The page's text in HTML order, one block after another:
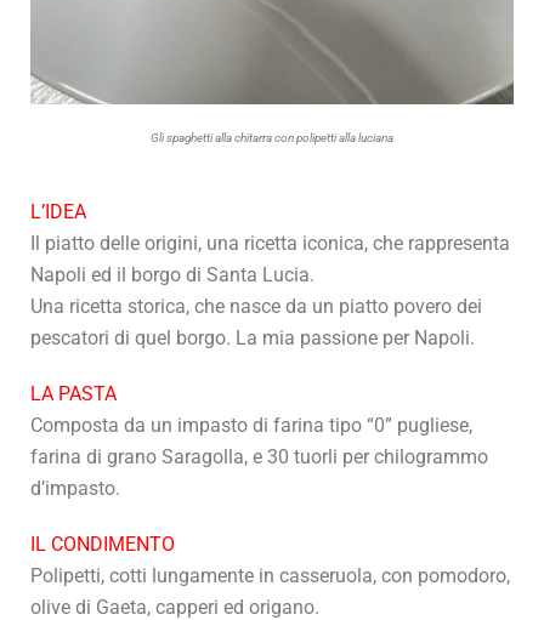
Gli spaghetti alla chitarra con polipetti alla luciana
L’IDEA
Il piatto delle origini, una ricetta iconica, che rappresenta
Napoli ed il borgo di Santa Lucia.
Una ricetta storica, che nasce da un piatto povero dei
pescatori di quel borgo. La mia passione per Napoli.
LA PASTA
Composta da un impasto di farina tipo “0” pugliese,
farina di grano Saragolla, e 30 tuorli per chilogrammo
d’impasto.
IL CONDIMENTO
Polipetti, cotti lungamente in casseruola, con pomodoro,
olive di Gaeta, capperi ed origano.